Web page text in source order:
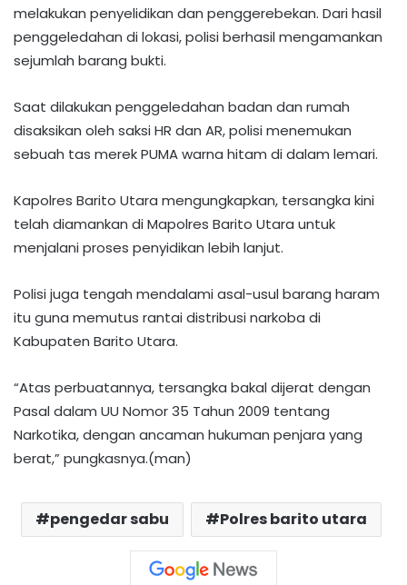
melakukan penyelidikan dan penggerebekan. Dari hasil
penggeledahan di lokasi, polisi berhasil mengamankan
sejumlah barang bukti.
Saat dilakukan penggeledahan badan dan rumah
disaksikan oleh saksi HR dan AR, polisi menemukan
sebuah tas merek PUMA warna hitam di dalam lemari.
Kapolres Barito Utara mengungkapkan, tersangka kini
telah diamankan di Mapolres Barito Utara untuk
menjalani proses penyidikan lebih lanjut.
Polisi juga tengah mendalami asal-usul barang haram
itu guna memutus rantai distribusi narkoba di
Kabupaten Barito Utara.
“Atas perbuatannya, tersangka bakal dijerat dengan
Pasal dalam UU Nomor 35 Tahun 2009 tentang
Narkotika, dengan ancaman hukuman penjara yang
berat,” pungkasnya.(man)
pengedar sabu Polres barito utara